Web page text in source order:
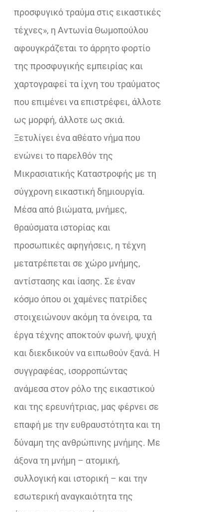
προσφυγικό τραύμα στις εικαστικές
τέχνες», η Αντωνία Θωμοπούλου
αφουγκράζεται το άρρητο φορτίο
της προσφυγικής εμπειρίας και
χαρτογραφεί τα ίχνη του τραύματος
που επιμένει να επιστρέφει, άλλοτε
ως μορφή, άλλοτε ως σκιά.
Ξετυλίγει ένα αθέατο νήμα που
ενώνει το παρελθόν της
Μικρασιατικής Καταστροφής με τη
σύγχρονη εικαστική δημιουργία.
Μέσα από βιώματα, μνήμες,
θραύσματα ιστορίας και
προσωπικές αφηγήσεις, η τέχνη
μετατρέπεται σε χώρο μνήμης,
αντίστασης και ίασης. Σε έναν
κόσμο όπου οι χαμένες πατρίδες
στοιχειώνουν ακόμη τα όνειρα, τα
έργα τέχνης αποκτούν φωνή, ψυχή
και διεκδικούν να ειπωθούν ξανά. Η
συγγραφέας, ισορροπώντας
ανάμεσα στον ρόλο της εικαστικού
και της ερευνήτριας, μας φέρνει σε
επαφή με την ευθραυστότητα και τη
δύναμη της ανθρώπινης μνήμης. Με
άξονα τη μνήμη – ατομική,
συλλογική και ιστορική – και την
εσωτερική αναγκαιότητα της